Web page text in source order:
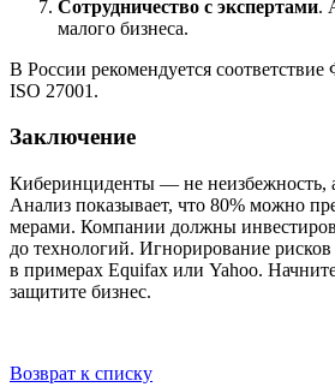
Сотрудничество с экспертами.
малого бизнеса.
В России рекомендуется
ISO 27001.
Заключение
Киберинциденты — не неизбежность,
Анализ показывает, что 80% можно
мерами. Компании должны
до технологий. Игнорирование
в примерах Equifax или Yahoo.
защитите бизнес.
Возврат к списку